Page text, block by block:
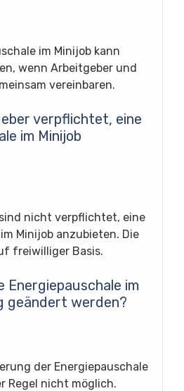
im Minijob kann
wenn Arbeitgeber und
vereinbaren.
verpflichtet, eine
im Minijob
nicht verpflichtet, eine
Minijob anzubieten. Die
freiwilliger Basis.
Energiepauschale im
geändert werden?
der Energiepauschale
Regel nicht möglich.